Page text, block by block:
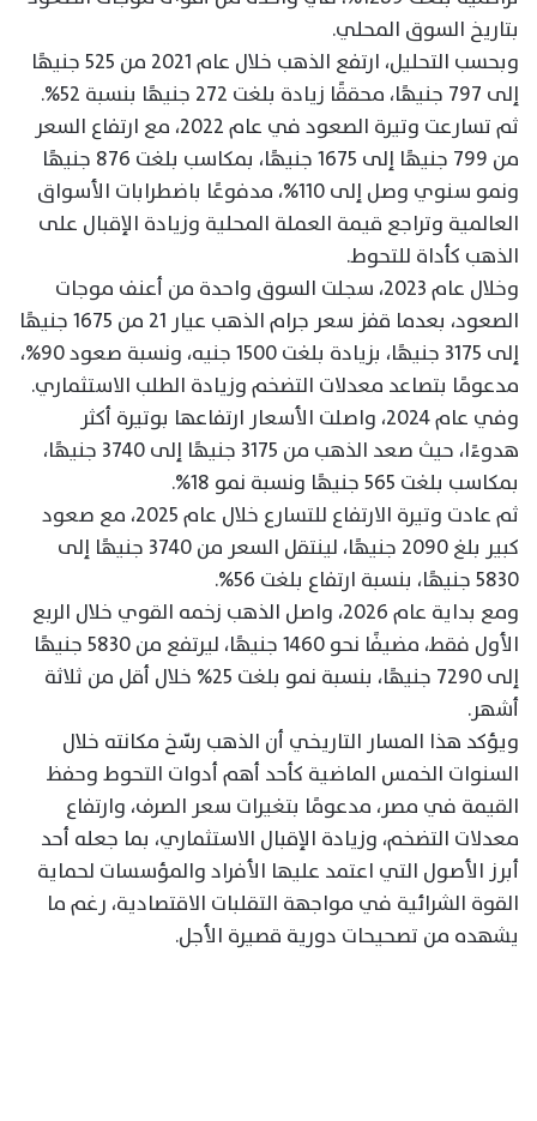
بتاريخ السوق المحلي.
وبحسب التحليل، ارتفع الذهب خلال عام 2021 من 525 جنيهًا
إلى 797 جنيهًا، محققًا زيادة بلغت 272 جنيهًا بنسبة 52%.
ثم تسارعت وتيرة الصعود في عام 2022، مع ارتفاع السعر
من 799 جنيهًا إلى 1675 جنيهًا، بمكاسب بلغت 876 جنيهًا
ونمو سنوي وصل إلى 110%، مدفوعًا باضطرابات الأسواق
العالمية وتراجع قيمة العملة المحلية وزيادة الإقبال على
الذهب كأداة للتحوط.
وخلال عام 2023، سجلت السوق واحدة من أعنف موجات
الصعود، بعدما قفز سعر جرام الذهب عيار 21 من 1675 جنيهًا
إلى 3175 جنيهًا، بزيادة بلغت 1500 جنيه، ونسبة صعود 90%،
مدعومًا بتصاعد معدلات التضخم وزيادة الطلب الاستثماري.
وفي عام 2024، واصلت الأسعار ارتفاعها بوتيرة أكثر
هدوءًا، حيث صعد الذهب من 3175 جنيهًا إلى 3740 جنيهًا،
بمكاسب بلغت 565 جنيهًا ونسبة نمو 18%.
ثم عادت وتيرة الارتفاع للتسارع خلال عام 2025، مع صعود
كبير بلغ 2090 جنيهًا، لينتقل السعر من 3740 جنيهًا إلى
5830 جنيهًا، بنسبة ارتفاع بلغت 56%.
ومع بداية عام 2026، واصل الذهب زخمه القوي خلال الربع
الأول فقط، مضيفًا نحو 1460 جنيهًا، ليرتفع من 5830 جنيهًا
إلى 7290 جنيهًا، بنسبة نمو بلغت 25% خلال أقل من ثلاثة
أشهر.
ويؤكد هذا المسار التاريخي أن الذهب رسّخ مكانته خلال
السنوات الخمس الماضية كأحد أهم أدوات التحوط وحفظ
القيمة في مصر، مدعومًا بتغيرات سعر الصرف، وارتفاع
معدلات التضخم، وزيادة الإقبال الاستثماري، بما جعله أحد
أبرز الأصول التي اعتمد عليها الأفراد والمؤسسات لحماية
القوة الشرائية في مواجهة التقلبات الاقتصادية، رغم ما
يشهده من تصحيحات دورية قصيرة الأجل.